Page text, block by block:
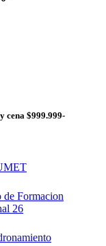
cena $999.999-